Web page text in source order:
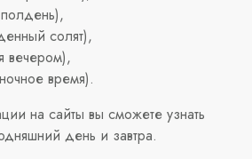
полдень),
солят),
вечером),
время).
на сайты вы сможете узнать
день и завтра.